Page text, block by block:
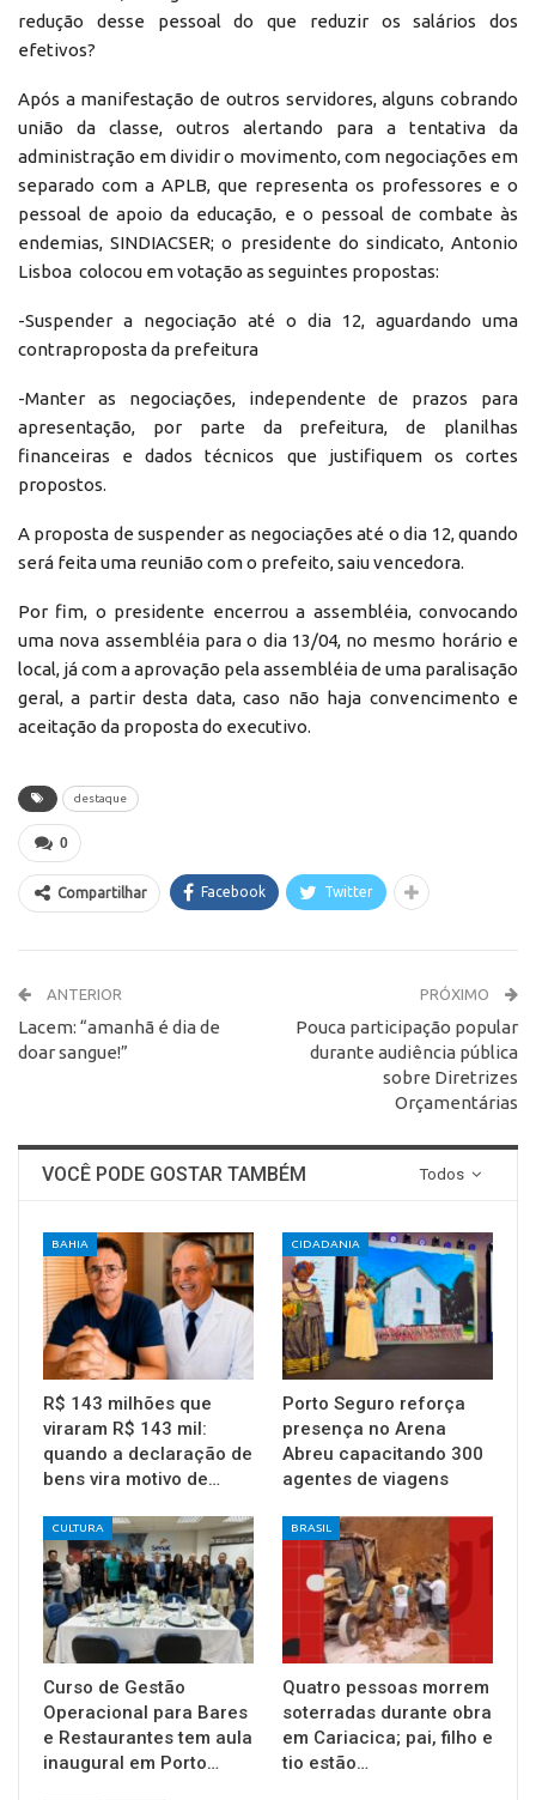
redução desse pessoal do que reduzir os salários dos
efetivos?
Após a manifestação de outros servidores, alguns cobrando
união da classe, outros alertando para a tentativa da
administração em dividir o movimento, com negociações em
separado com a APLB, que representa os professores e o
pessoal de apoio da educação, e o pessoal de combate às
endemias, SINDIACSER; o presidente do sindicato, Antonio
Lisboa colocou em votação as seguintes propostas:
-Suspender a negociação até o dia 12, aguardando uma
contraproposta da prefeitura
-Manter as negociações, independente de prazos para
apresentação, por parte da prefeitura, de planilhas
financeiras e dados técnicos que justifiquem os cortes
propostos.
A proposta de suspender as negociações até o dia 12, quando
será feita uma reunião com o prefeito, saiu vencedora.
Por fim, o presidente encerrou a assembléia, convocando
uma nova assembléia para o dia 13/04, no mesmo horário e
local, já com a aprovação pela assembléia de uma paralisação
geral, a partir desta data, caso não haja convencimento e
aceitação da proposta do executivo.
destaque
0
Compartilhar Facebook Twitter
ANTERIOR
Lacem: “amanhã é dia de
doar sangue!”
PRÓXIMO
Pouca participação popular
durante audiência pública
sobre Diretrizes
Orçamentárias
Todos
VOCÊ PODE GOSTAR TAMBÉM
BAHIA
R$ 143 milhões que
viraram R$ 143 mil:
quando a declaração de
bens vira motivo de…
CIDADANIA
Porto Seguro reforça
presença no Arena
Abreu capacitando 300
agentes de viagens
CULTURA
Curso de Gestão
Operacional para Bares
e Restaurantes tem aula
inaugural em Porto…
BRASIL
Quatro pessoas morrem
soterradas durante obra
em Cariacica; pai, filho e
tio estão…